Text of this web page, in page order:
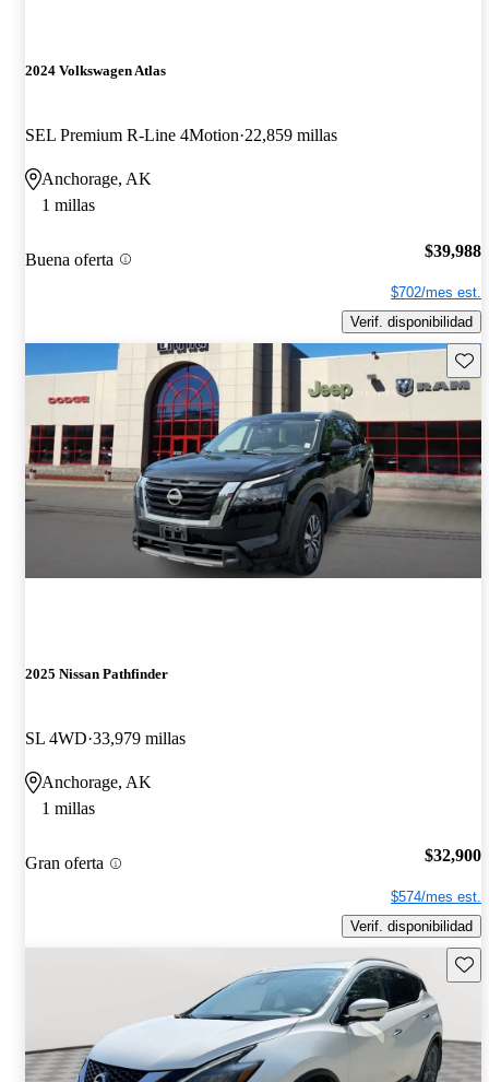
2024 Volkswagen Atlas
SEL Premium R-Line 4Motion 22,859 millas
Anchorage, AK
1 millas
Buena oferta $39,988
$702/mes est.
Verif. disponibilidad
2025 Nissan Pathfinder
SL 4WD 33,979 millas
Anchorage, AK
1 millas
Gran oferta $32,900
$574/mes est.
Verif. disponibilidad